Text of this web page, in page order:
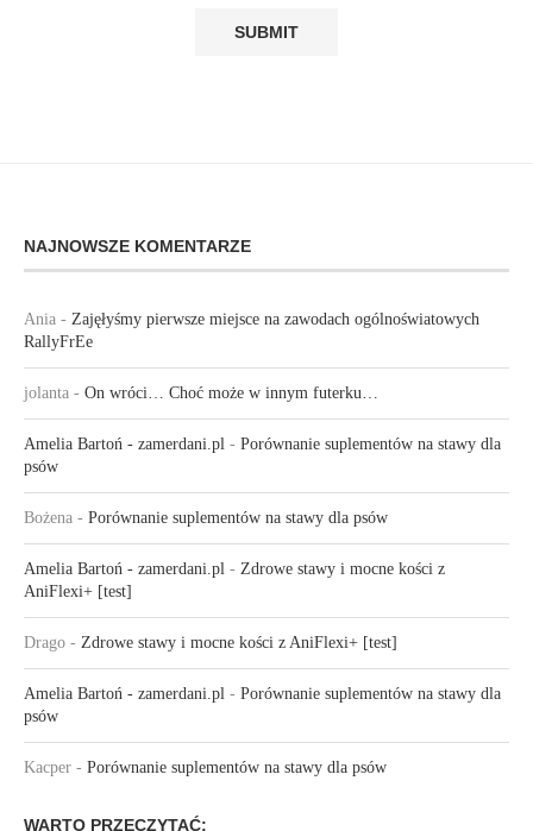
NAJNOWSZE KOMENTARZE
Ania - Zajęłyśmy pierwsze miejsce na zawodach ogólnoświatowych
RallyFrEe
jolanta - On wróci… Choć może w innym futerku…
Amelia Bartoń - zamerdani.pl - Porównanie suplementów na stawy dla
psów
Bożena - Porównanie suplementów na stawy dla psów
Amelia Bartoń - zamerdani.pl - Zdrowe stawy i mocne kości z
AniFlexi+ [test]
Drago - Zdrowe stawy i mocne kości z AniFlexi+ [test]
Amelia Bartoń - zamerdani.pl - Porównanie suplementów na stawy dla
psów
Kacper - Porównanie suplementów na stawy dla psów
WARTO PRZECZYTAĆ: